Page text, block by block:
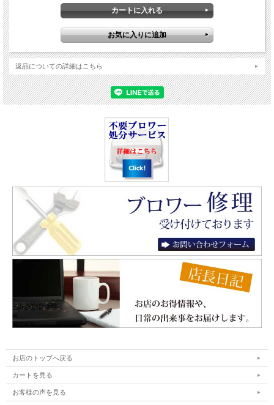
返品についての詳細はこちら
お店のトップへ戻る
カートを見る
お客様の声を見る